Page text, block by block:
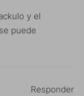
y el
puede
Responder